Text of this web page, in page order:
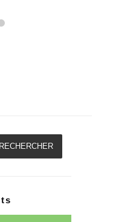
RECHERCHER